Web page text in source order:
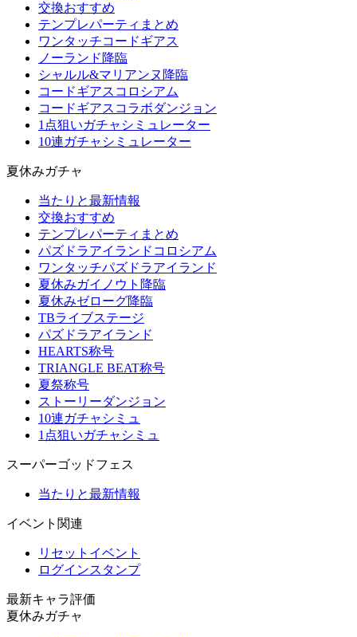
交換おすすめ
テンプレパーティまとめ
ワンタッチコードギアス
ノーランド降臨
シャルル&マリアンヌ降臨
コードギアスコロシアム
コードギアスコラボダンジョン
1点狙いガチャシミュレーター
10連ガチャシミュレーター
夏休みガチャ
当たりと最新情報
交換おすすめ
テンプレパーティまとめ
パズドラアイランドコロシアム
ワンタッチパズドラアイランド
夏休みガイノウト降臨
夏休みゼローグ降臨
TBライブステージ
パズドラアイランド
HEARTS称号
TRIANGLE BEAT称号
夏祭称号
ストーリーダンジョン
10連ガチャシミュ
1点狙いガチャシミュ
スーパーゴッドフェス
当たりと最新情報
イベント関連
リセットイベント
ログインスタンプ
最新キャラ評価
夏休みガチャ